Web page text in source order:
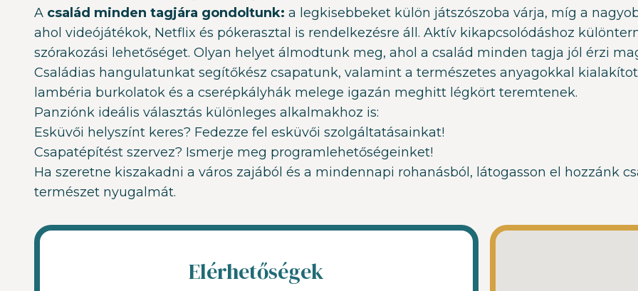
A család minden tagjára gondoltunk: a legkisebbeket külön játszószoba várja, míg a
ahol videójátékok, Netflix és pókerasztal is rendelkezésre áll. Aktív kikapcsolódáshoz
szórakozási lehetőséget. Olyan helyet álmodtunk meg, ahol a család minden tagja jól érzi
Családias hangulatunkat segítőkész csapatunk, valamint a természetes anyagokkal
lambéria burkolatok és a cserépkályhák melege igazán meghitt légkört teremtenek.
Panziónk ideális választás különleges alkalmakhoz is:
Esküvői helyszínt keres? Fedezze fel esküvői szolgáltatásainkat!
Csapatépítést szervez? Ismerje meg programlehetőségeinket!
Ha szeretne kiszakadni a város zajából és a mindennapi rohanásból, látogasson el hozzánk
természet nyugalmát.
Elérhetőségek